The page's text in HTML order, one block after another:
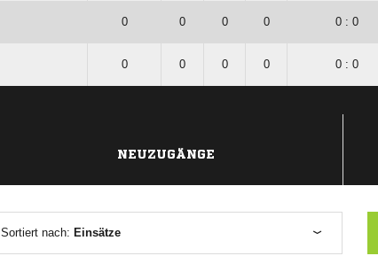
0 0 0 0 0 : 0
0 0 0 0 0 : 0
NEUZUGÄNGE
Sortiert nach: Einsätze